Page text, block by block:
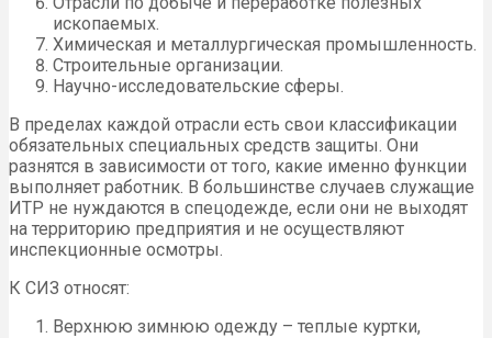
ископаемых.
Химическая и металлургическая промышленность.
Строительные организации.
Научно-исследовательские сферы.
В пределах каждой отрасли есть свои классификации
обязательных специальных средств защиты. Они
разнятся в зависимости от того, какие именно функции
выполняет работник. В большинстве случаев служащие
ИТР не нуждаются в спецодежде, если они не выходят
на территорию предприятия и не осуществляют
инспекционные осмотры.
К СИЗ относят:
Верхнюю зимнюю одежду – теплые куртки,